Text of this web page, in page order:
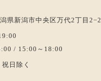
県新潟市中央区万代2丁目2−2
/ 15:00～18:00
日除く